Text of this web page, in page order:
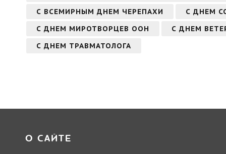
С ВСЕМИРНЫМ ДНЕМ ЧЕРЕПАХИ
С ДНЕМ
С ДНЕМ МИРОТВОРЦЕВ ООН
С ДНЕМ
С ДНЕМ ТРАВМАТОЛОГА
О САЙТЕ